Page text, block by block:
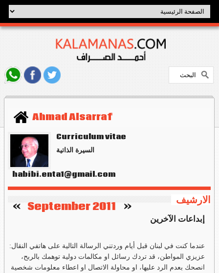
Ahmad Alsarraf
Curriculum vitae
السيرة الذاتية
habibi.enta1@gmail.com
الارشيف «
September 2011
»
إبداعات الآخرين
عندما كنت في لبنان قبل أيام وردتني الرسالة التالية على هاتفي النقال:
عزيزي المواطن، قد تردك رسائل او مكالمات دولية توهمك بالربح،
انصحك بعدم الرد عليها، او محاولة الاتصال او اعطاء معلومات شخصية